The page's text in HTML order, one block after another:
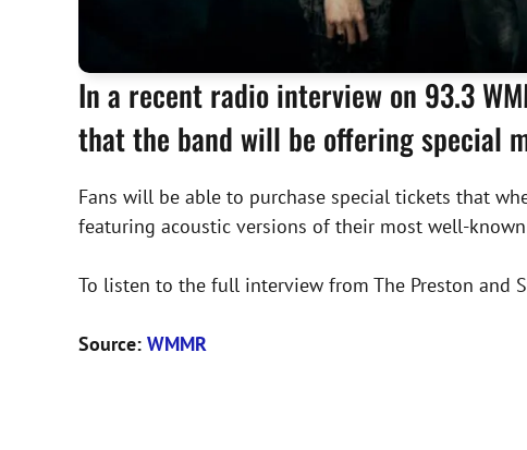
In a recent radio interview on 93.3
that the band will be offering special
Fans will be able to purchase special tickets that
featuring acoustic versions of their most well-
To listen to the full interview from The Preston and
Source: WMMR